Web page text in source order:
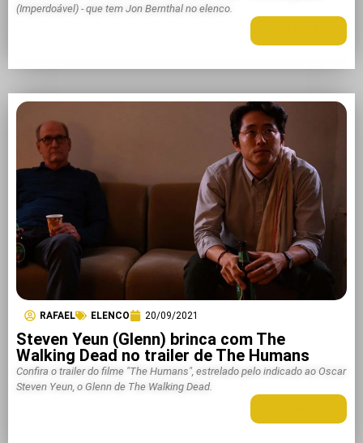
(Imperdoável) - que tem Jon Bernthal no elenco.
RAFAEL ELENCO 20/09/2021
Steven Yeun (Glenn) brinca com The
Walking Dead no trailer de The Humans
Confira o trailer do filme "The Humans", estrelado pelo indicado ao Oscar
Steven Yeun, o Glenn de The Walking Dead.